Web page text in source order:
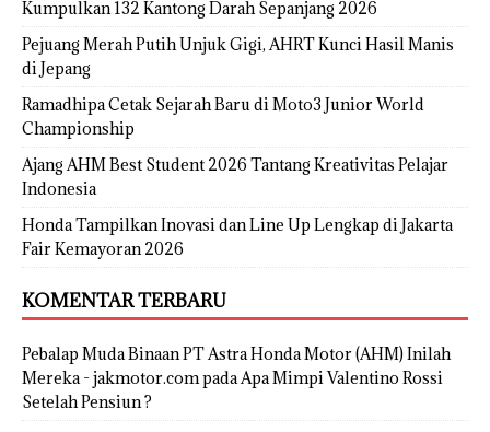
Kumpulkan 132 Kantong Darah Sepanjang 2026
Pejuang Merah Putih Unjuk Gigi, AHRT Kunci Hasil Manis
di Jepang
Ramadhipa Cetak Sejarah Baru di Moto3 Junior World
Championship
Ajang AHM Best Student 2026 Tantang Kreativitas Pelajar
Indonesia
Honda Tampilkan Inovasi dan Line Up Lengkap di Jakarta
Fair Kemayoran 2026
KOMENTAR TERBARU
Pebalap Muda Binaan PT Astra Honda Motor (AHM) Inilah
Mereka - jakmotor.compada Apa Mimpi Valentino Rossi
Setelah Pensiun ?